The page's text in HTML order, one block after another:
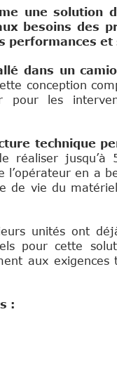
une solution
besoins des
performances et
dans un
conception
pour les
technique
réaliser jusqu’à
l’opérateur en a
de vie du
unités ont
pour cette
aux exigences
: